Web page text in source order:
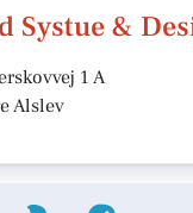
Systue &
1 A
Alslev